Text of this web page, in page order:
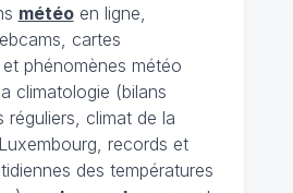
météoen ligne,
cartes
et phénomènes météo
climatologie (bilans
réguliers, climat de la
records et
des températures